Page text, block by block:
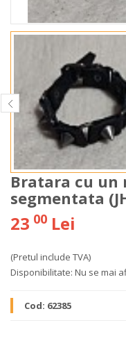
Bratara cu un
segmentata
23 00 Lei
(Pretul include TVA)
Disponibilitate: Nu se mai
Cod: 62385